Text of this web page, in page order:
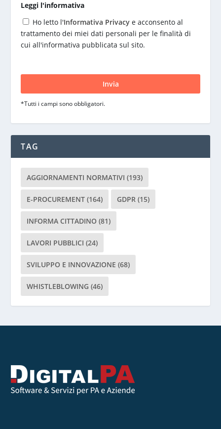
Leggi l'informativa
Ho letto l'Informativa Privacy e acconsento al
trattamento dei miei dati personali per le finalità di
cui all'informativa pubblicata sul sito.
i
r
e
d
s
i
r
v
o
u
o
c
a
*Tutti i campi sono obbligatori.
TAG
AGGIORNAMENTI NORMATIVI (193)
E-PROCUREMENT (164) GDPR (15)
INFORMA CITTADINO (81)
LAVORI PUBBLICI (24)
SVILUPPO E INNOVAZIONE (68)
WHISTLEBLOWING (46)